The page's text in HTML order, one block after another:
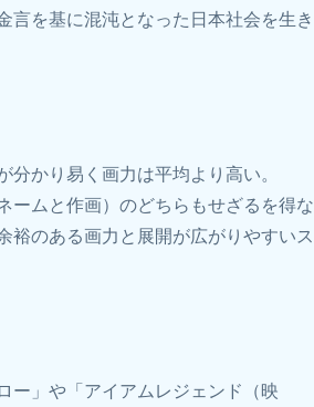
言を基に混沌となった日本社会を生き
かり易く画力は平均より高い。
ームと作画）のどちらもせざるを得な
裕のある画力と展開が広がりやすいス
ー」や「アイアムレジェンド（映